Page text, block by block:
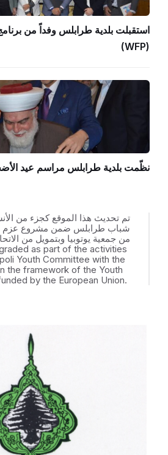
استقبلت بلدية طرابلس وفداً من برنامج
(WFP)
نظّمت بلدية طرابلس مراسم عيد
تم تحديث هذا الموقع كجزء من
من جمعية يوتوبيا وبتمويل من
as part of the activities
Youth Committee with the
the framework of the Youth
by the European Union.